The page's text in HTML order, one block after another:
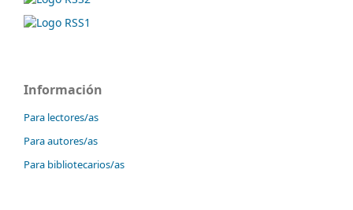
Información
Para lectores/as
Para autores/as
Para bibliotecarios/as